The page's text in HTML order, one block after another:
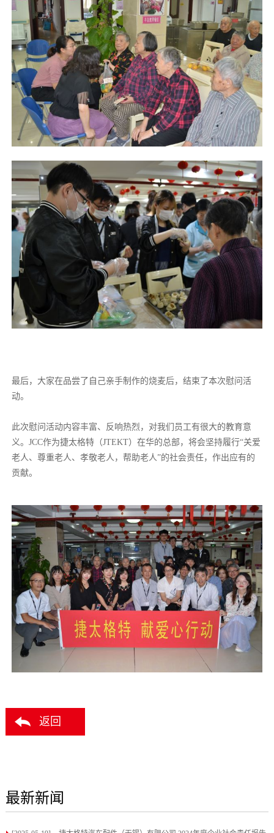
最后，大家在品尝了自己亲手制作的烧麦后，结束了本次慰问活
动。
此次慰问活动内容丰富、反响热烈，对我们员工有很大的教育意
义。JCC作为捷太格特（JTEKT）在华的总部，将会坚持履行“关爱
老人、尊重老人、孝敬老人，帮助老人”的社会责任，作出应有的
贡献。
返回
最新新闻